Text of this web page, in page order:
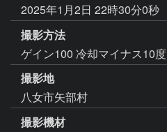
2025年1月2日 22時30分0秒
撮影方法
ゲイン100 冷却マイナス10度
撮影地
八女市矢部村
撮影機材